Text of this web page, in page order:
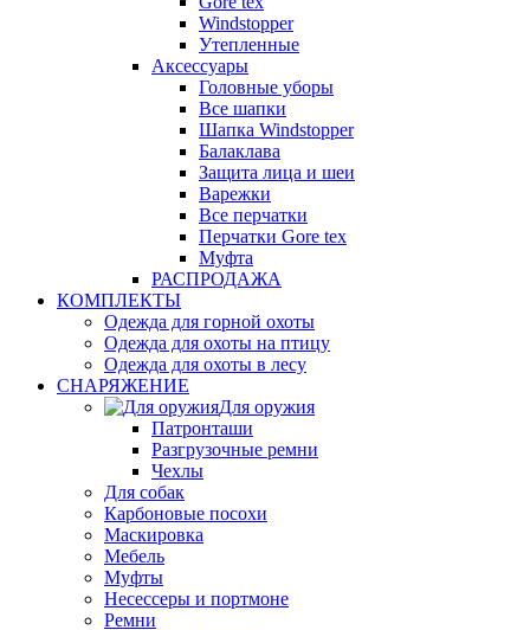
Windstopper
Утепленные
Аксессуары
Головные уборы
Все шапки
Шапка Windstopper
Балаклава
Защита лица и шеи
Варежки
Все перчатки
Перчатки Gore tex
Муфта
РАСПРОДАЖА
КОМПЛЕКТЫ
Одежда для горной охоты
Одежда для охоты на птицу
Одежда для охоты в лесу
СНАРЯЖЕНИЕ
Для оружия
Патронташи
Разгрузочные ремни
Чехлы
Для собак
Карбоновые посохи
Маскировка
Мебель
Муфты
Несессеры и портмоне
Ремни